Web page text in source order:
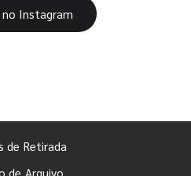
no Instagram
de Retirada
de Arquivo